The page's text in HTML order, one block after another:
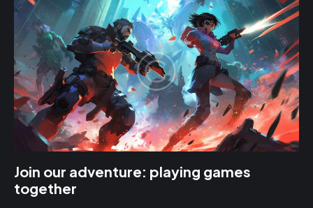
Join our adventure: playing games
together